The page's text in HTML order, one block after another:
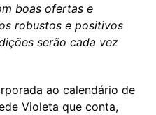
boas ofertas e
robustos e positivos
serão cada vez
ao calendário de
Violeta que conta,